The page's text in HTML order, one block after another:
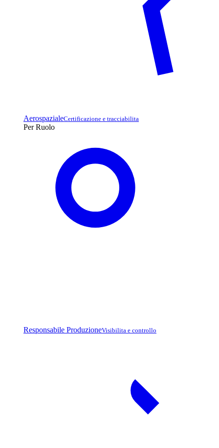
AerospazialeCertificazione e tracciabilita
Per Ruolo
Responsabile ProduzioneVisibilita e controllo